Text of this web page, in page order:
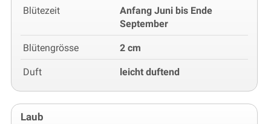
Blütezeit
Anfang Juni bis Ende
September
Blütengrösse 2 cm
Duft leicht duftend
Laub